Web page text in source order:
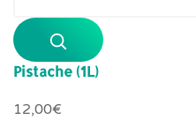
Pistache (1L)
12,00‎€